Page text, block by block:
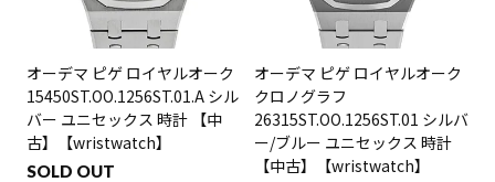
オーデマ ピゲ ロイヤルオーク
15450ST.OO.1256ST.01.A シル
バー ユニセックス 時計 【中
古】【wristwatch】
SOLD OUT
オーデマ ピゲ ロイヤルオーク
クロノグラフ
26315ST.OO.1256ST.01 シルバ
ー/ブルー ユニセックス 時計
【中古】【wristwatch】